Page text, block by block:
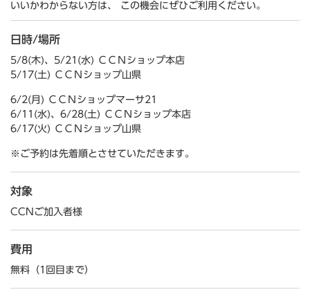
いいかわからない方は、 この機会にぜひご利用ください。
日時/場所
5/8(木)、5/21(水) ＣＣＮショップ本店
5/17(土) ＣＣＮショップ山県
6/2(月) ＣＣＮショップマーサ21
6/11(水)、6/28(土) ＣＣＮショップ本店
6/17(火) ＣＣＮショップ山県
※ご予約は先着順とさせていただきます。
対象
CCNご加入者様
費用
無料（1回目まで）